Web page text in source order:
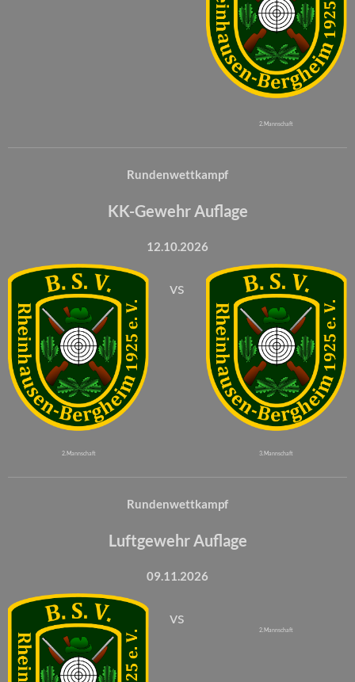
2. Mannschaft
Rundenwettkampf
KK-Gewehr Auflage
12.10.2026
2. Mannschaft
vs
3. Mannschaft
Rundenwettkampf
Luftgewehr Auflage
09.11.2026
vs
2. Mannschaft